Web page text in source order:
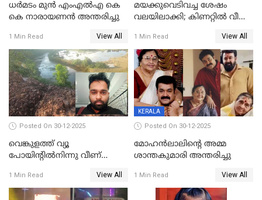
ധർമടം മുൻ എംഎല്‍എ കെ
കെ നാരായണന്‍ അന്തരിച്ചു
1 Min Read View All
മയക്കുവെടിവച്ച ശേഷം
വലയിലാക്കി; കിണറ്റിൽ വീണ
1 Min Read View All
Posted On 30-12-2025
വെങ്കുളത്ത് വ്യൂ
പോയിന്റിൽനിന്നു വീണ്
1 Min Read View All
KERALA
Posted On 30-12-2025
മോഹന്‍ലാലിന്‍റെ അമ്മ
ശാന്തകുമാരി അന്തരിച്ചു
1 Min Read View All